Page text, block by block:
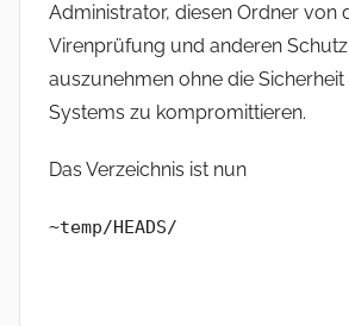
Administrator, diesen Ordner von
Virenprüfung und anderen
auszunehmen ohne die
Systems zu kompromittieren.
Das Verzeichnis ist nun
~temp/HEADS/